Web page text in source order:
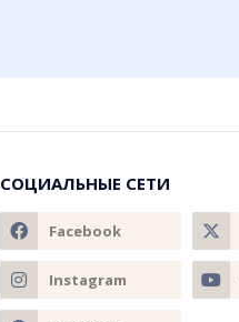
СОЦИАЛЬНЫЕ СЕТИ